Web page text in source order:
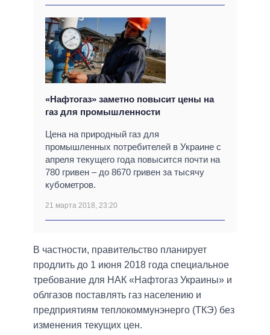
«Нафтогаз» заметно повысит цены на
газ для промышленности
Цена на природный газ для
промышленных потребителей в Украине с
апреля текущего года повысится почти на
780 гривен – до 8670 гривен за тысячу
кубометров.
21 марта 2018, 23:20
В частности, правительство планирует
продлить до 1 июня 2018 года специальное
требование для НАК «Нафтогаз Украины» и
облгазов поставлять газ населению и
предприятиям теплокоммунэнерго (ТКЭ) без
изменения текущих цен.